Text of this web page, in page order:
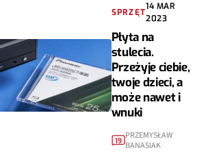
SPRZĘT
14 MAR
2023
Płyta na
stulecia.
Przeżyje ciebie,
twoje dzieci, a
może nawet i
wnuki
19 PRZEMYSŁAW
BANASIAK